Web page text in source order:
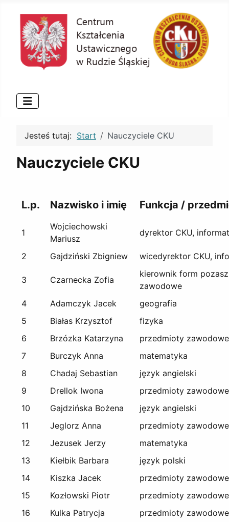
Jesteś tutaj: Start Nauczyciele CKU
Nauczyciele CKU
L.p. Nazwisko i imię Funkcja /
1
Wojciechowski
Mariusz
dyrektor CKU,
2 Gajdziński Zbigniew wicedyrektor CKU,
3 Czarnecka Zofia
kierownik form
zawodowe
4
Adamczyk Jacek
geografia
5
Białas Krzysztof
fizyka
6
Brzózka Katarzyna
przedmioty zawodowe
7
Burczyk Anna
matematyka
8
Chadaj Sebastian
język angielski
9
Drellok Iwona
przedmioty zawodowe
10
Gajdzińska Bożena
język angielski
11
Jeglorz Anna
przedmioty zawodowe
12
Jezusek Jerzy
matematyka
13
Kiełbik Barbara
język polski
14
Kiszka Jacek
przedmioty zawodowe
15
Kozłowski Piotr
przedmioty zawodowe
16
Kulka Patrycja
przedmioty zawodowe